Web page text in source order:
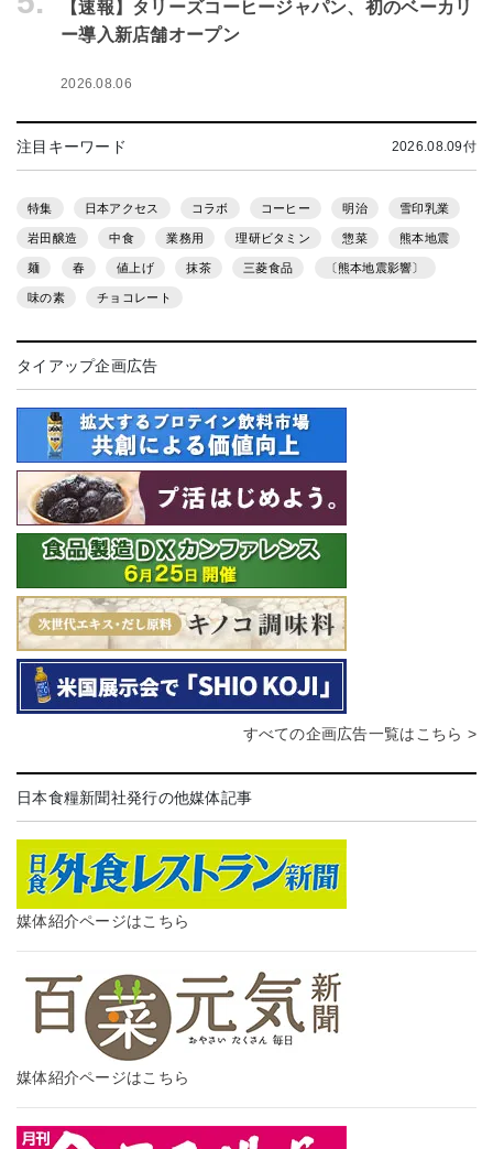
【速報】タリーズコーヒージャパン、初のベーカリ
ー導入新店舗オープン
2026.08.06
注目キーワード 2026.08.09付
特集 日本アクセス コラボ コーヒー 明治 雪印乳業
岩田醸造 中食 業務用 理研ビタミン 惣菜 熊本地震
麺 春 値上げ 抹茶 三菱食品 〔熊本地震影響〕
味の素 チョコレート
タイアップ企画広告
すべての企画広告一覧はこちら >
日本食糧新聞社発行の他媒体記事
媒体紹介ページはこちら
媒体紹介ページはこちら